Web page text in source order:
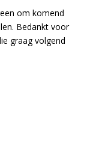
om komend
Bedankt voor
graag volgend